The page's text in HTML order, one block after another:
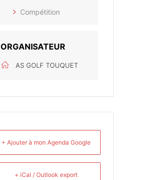
Compétition
ORGANISATEUR
AS GOLF TOUQUET
+ Ajouter à mon Agenda Google
+ iCal / Outlook export